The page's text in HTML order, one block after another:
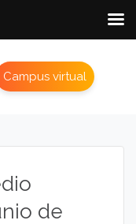
Campus virtual
de